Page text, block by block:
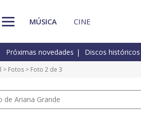
MÚSICA CINE
Próximas novedades Discos históricos
> Fotos > Foto 2 de 3
Ariana Grande